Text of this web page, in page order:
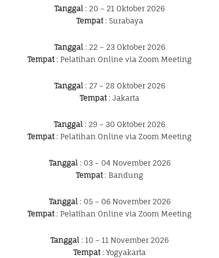
Tanggal : 20 – 21 Oktober 2026
Tempat: Surabaya
Tanggal: 22 – 23 Oktober 2026
Tempat: Pelatihan Online via Zoom Meeting
Tanggal: 27 – 28 Oktober 2026
Tempat: Jakarta
Tanggal : 29 – 30 Oktober 2026
Tempat: Pelatihan Online via Zoom Meeting
Tanggal: 03 – 04 November 2026
Tempat: Bandung
Tanggal: 05 – 06 November 2026
Tempat: Pelatihan Online via Zoom Meeting
Tanggal : 10 – 11 November 2026
Tempat: Yogyakarta